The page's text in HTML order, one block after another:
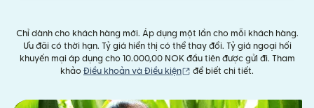
Chỉ dành cho khách hàng mới. Áp dụng một lần cho mỗi khách hàng.
Ưu đãi có thời hạn. Tỷ giá hiển thị có thể thay đổi. Tỷ giá ngoại hối
khuyến mại áp dụng cho 10.000,00 NOK đầu tiên được gửi đi. Tham
khảo Điều khoản và Điều kiện (mở trong cửa sổ mới)
để biết chi tiết.